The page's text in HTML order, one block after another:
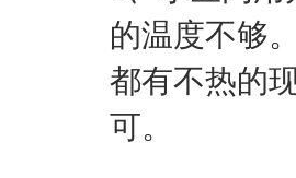
的温度不够
都有不热的
可。